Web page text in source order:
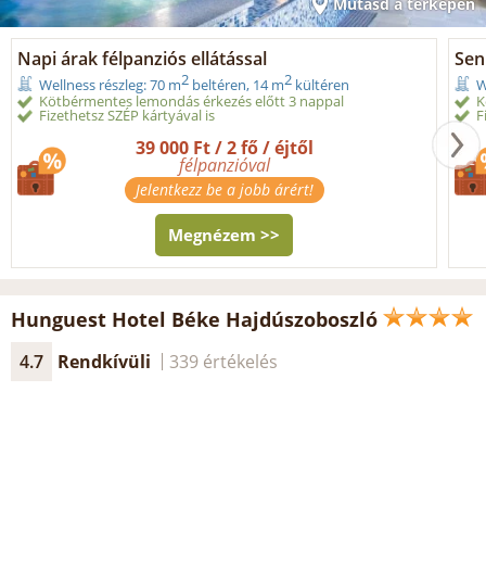
Napi árak félpanziós ellátással
Wellness részleg: 70 m2 beltéren, 14 m2 kültéren
Kötbérmentes lemondás érkezés előtt 3 nappal
Fizethetsz SZÉP kártyával is
39 000 Ft / 2 fő / éjtől
félpanzióval
Jelentkezz be a jobb árért!
Megnézem >>
Hunguest Hotel Béke Hajdúszoboszló
4.7 Rendkívüli 339 értékelés